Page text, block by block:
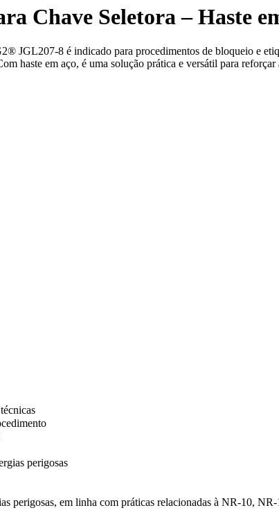
Chave Seletora – Haste
JGL207-8 é indicado para procedimentos de bloqueio e
haste em aço, é uma solução prática e versátil para
perigosas
perigosas, em linha com práticas relacionadas à NR-10,